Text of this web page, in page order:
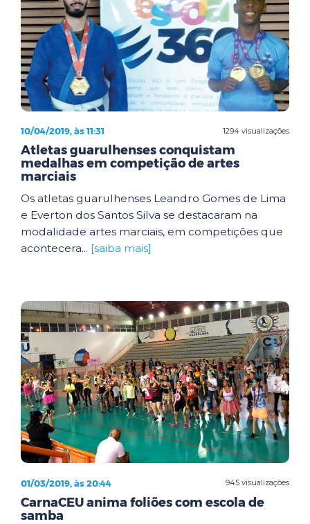
1294 visualizações
10/04/2019, às 11:31
Atletas guarulhenses conquistam
medalhas em competição de artes
marciais
Os atletas guarulhenses Leandro Gomes de Lima
e Everton dos Santos Silva se destacaram na
modalidade artes marciais, em competições que
acontecera... [saiba mais]
945 visualizações
01/03/2019, às 20:44
CarnaCEU anima foliões com escola de
samba